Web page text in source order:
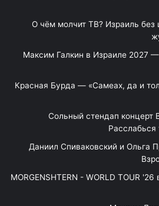
«О чём молчит ТВ? Израиль
Максим Галкин в Израиле 2027
Красная Бурда — «Самеах, да и
"Сольный стендап
Расслабься
"Даниил Спиваковский и Ольга
MORGENSHTERN - WORLD TOUR